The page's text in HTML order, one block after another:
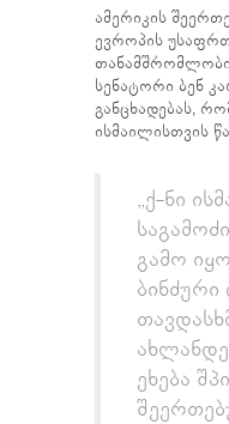
ამერიკის
ევროპის
სენატორი ბენ
განცხადებას,
ისმაილისთვის
„ქ-ნი
გამო
ბინძური
ეხება